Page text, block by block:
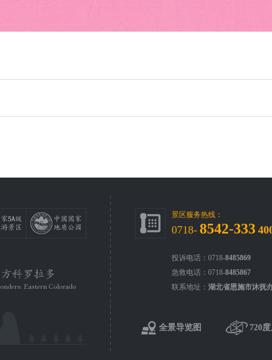
景区服务热线：
0718- 8542-333
投诉电话：0718-8485869
急救电话：0718-8485867
联系地址： 湖北省恩施市沐抚
全景导览图 720